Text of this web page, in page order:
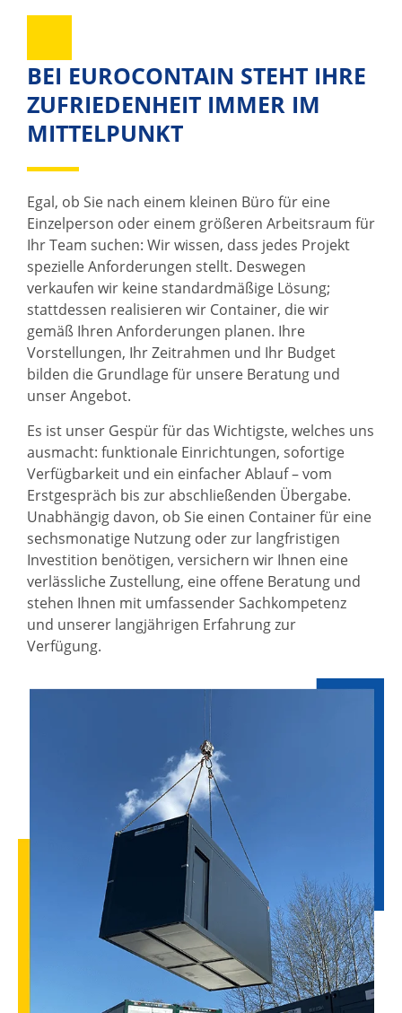
BEI EUROCONTAIN STEHT IHRE
ZUFRIEDENHEIT IMMER IM
MITTELPUNKT
Egal, ob Sie nach einem kleinen Büro für eine
Einzelperson oder einem größeren Arbeitsraum für
Ihr Team suchen: Wir wissen, dass jedes Projekt
spezielle Anforderungen stellt. Deswegen
verkaufen wir keine standardmäßige Lösung;
stattdessen realisieren wir Container, die wir
gemäß Ihren Anforderungen planen. Ihre
Vorstellungen, Ihr Zeitrahmen und Ihr Budget
bilden die Grundlage für unsere Beratung und
unser Angebot.
Es ist unser Gespür für das Wichtigste, welches uns
ausmacht: funktionale Einrichtungen, sofortige
Verfügbarkeit und ein einfacher Ablauf – vom
Erstgespräch bis zur abschließenden Übergabe.
Unabhängig davon, ob Sie einen Container für eine
sechsmonatige Nutzung oder zur langfristigen
Investition benötigen, versichern wir Ihnen eine
verlässliche Zustellung, eine offene Beratung und
stehen Ihnen mit umfassender Sachkompetenz
und unserer langjährigen Erfahrung zur
Verfügung.